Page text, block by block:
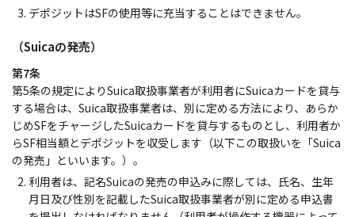
デポジットはSFの使用等に充当することはできません。
（Suicaの発売）
第7条
第5条の規定によりSuica取扱事業者が利用者にSuicaカードを貸与
する場合は、Suica取扱事業者は、別に定める方法により、あらか
じめSFをチャージしたSuicaカードを貸与するものとし、利用者か
らSF相当額とデポジットを収受します（以下この取扱いを「Suica
の発売」といいます。）。
利用者は、記名Suicaの発売の申込みに際しては、氏名、生年
月日及び性別を記載したSuica取扱事業者が別に定める申込書